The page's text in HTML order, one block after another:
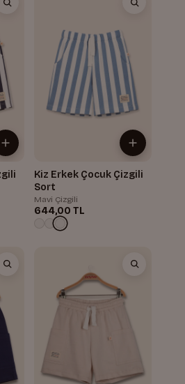
Kiz Erkek Çocuk Çizgili
Sort
Mavi Çizgili
644,00 TL